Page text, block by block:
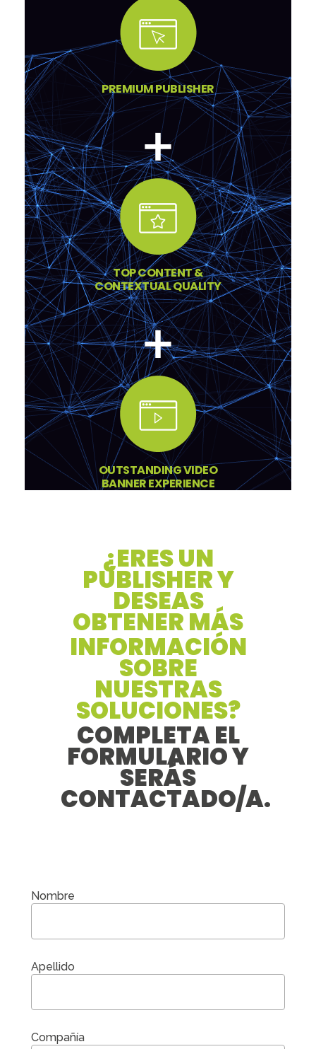
PREMIUM PUBLISHER
TOP CONTENT &
CONTEXTUAL QUALITY
OUTSTANDING VIDEO
BANNER EXPERIENCE
¿ERES UN
PUBLISHER Y
DESEAS
OBTENER MÁS
INFORMACIÓN
SOBRE
NUESTRAS
SOLUCIONES?
COMPLETA EL
FORMULARIO Y
SERÁS
CONTACTADO/A.
Nombre
Apellido
Compañía